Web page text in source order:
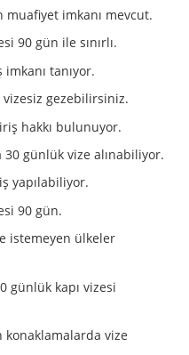
muafiyet imkanı mevcut.
90 gün ile sınırlı.
tanıyor.
gezebilirsiniz.
hakkı bulunuyor.
30 günlük vize alınabiliyor.
yapılabiliyor.
90 gün.
istemeyen ülkeler
günlük kapı vizesi
konaklamalarda vize